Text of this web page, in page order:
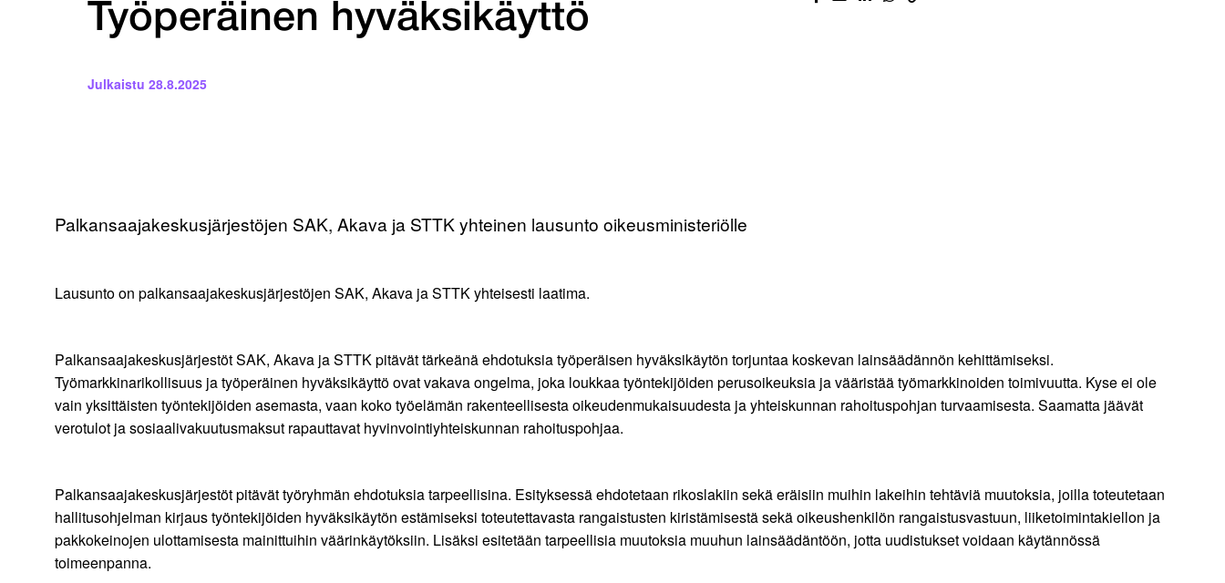
Työperäinen hyväksikäyttö
Julkaistu 28.8.2025
Palkansaajakeskusjärjestöjen SAK, Akava ja STTK yhteinen lausunto oikeusministeriölle
Lausunto on palkansaajakeskusjärjestöjen SAK, Akava ja STTK yhteisesti laatima.
Palkansaajakeskusjärjestöt SAK, Akava ja STTK pitävät tärkeänä ehdotuksia työperäisen hyväksikäytön torjuntaa koskevan lainsäädännön kehittämiseksi.
Työmarkkinarikollisuus ja työperäinen hyväksikäyttö ovat vakava ongelma, joka loukkaa työntekijöiden perusoikeuksia ja vääristää työmarkkinoiden toimivuutta. Kyse ei ole
vain yksittäisten työntekijöiden asemasta, vaan koko työelämän rakenteellisesta oikeudenmukaisuudesta ja yhteiskunnan rahoituspohjan turvaamisesta. Saamatta jäävät
verotulot ja sosiaalivakuutusmaksut rapauttavat hyvinvointiyhteiskunnan rahoituspohjaa.
Palkansaajakeskusjärjestöt pitävät työryhmän ehdotuksia tarpeellisina. Esityksessä ehdotetaan rikoslakiin sekä eräisiin muihin lakeihin tehtäviä muutoksia, joilla toteutetaan
hallitusohjelman kirjaus työntekijöiden hyväksikäytön estämiseksi toteutettavasta rangaistusten kiristämisestä sekä oikeushenkilön rangaistusvastuun, liiketoimintakiellon ja
pakkokeinojen ulottamisesta mainittuihin väärinkäytöksiin. Lisäksi esitetään tarpeellisia muutoksia muuhun lainsäädäntöön, jotta uudistukset voidaan käytännössä
toimeenpanna.